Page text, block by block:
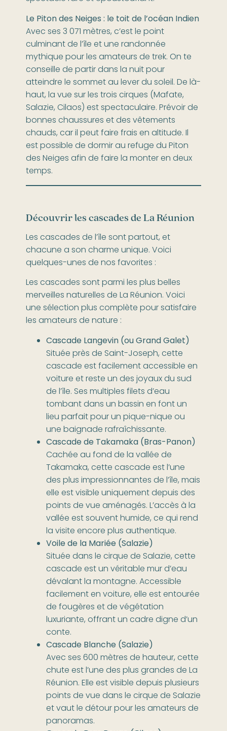
Le Piton des Neiges : le toit de l’océan Indien
Avec ses 3 071 mètres, c’est le point
culminant de l’île et une randonnée
mythique pour les amateurs de trek. On te
conseille de partir dans la nuit pour
atteindre le sommet au lever du soleil. De là-
haut, la vue sur les trois cirques (Mafate,
Salazie, Cilaos) est spectaculaire. Prévoir de
bonnes chaussures et des vêtements
chauds, car il peut faire frais en altitude. Il
est possible de dormir au refuge du Piton
des Neiges afin de faire la monter en deux
temps.
Découvrir les cascades de La Réunion
Les cascades de l’île sont partout, et
chacune a son charme unique. Voici
quelques-unes de nos favorites :
Les cascades sont parmi les plus belles
merveilles naturelles de La Réunion. Voici
une sélection plus complète pour satisfaire
les amateurs de nature :
Cascade Langevin (ou Grand Galet)
Située près de Saint-Joseph, cette
cascade est facilement accessible en
voiture et reste un des joyaux du sud
de l’île. Ses multiples filets d’eau
tombant dans un bassin en font un
lieu parfait pour un pique-nique ou
une baignade rafraîchissante.
Cascade de Takamaka (Bras-Panon)
Cachée au fond de la vallée de
Takamaka, cette cascade est l’une
des plus impressionnantes de l’île, mais
elle est visible uniquement depuis des
points de vue aménagés. L’accès à la
vallée est souvent humide, ce qui rend
la visite encore plus authentique.
Voile de la Mariée (Salazie)
Située dans le cirque de Salazie, cette
cascade est un véritable mur d’eau
dévalant la montagne. Accessible
facilement en voiture, elle est entourée
de fougères et de végétation
luxuriante, offrant un cadre digne d’un
conte.
Cascade Blanche (Salazie)
Avec ses 600 mètres de hauteur, cette
chute est l’une des plus grandes de La
Réunion. Elle est visible depuis plusieurs
points de vue dans le cirque de Salazie
et vaut le détour pour les amateurs de
panoramas.